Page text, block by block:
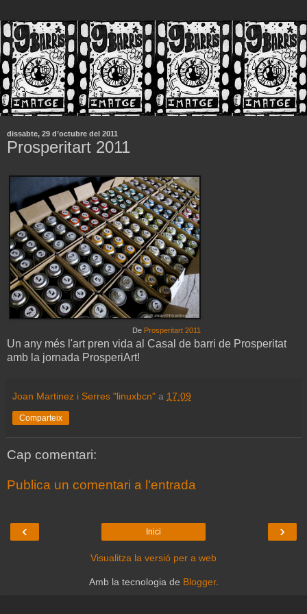
dissabte, 29 d’octubre del 2011
Prosperitart 2011
De Prosperitart 2011
Un any més l'art pren vida al Casal de barri de Prosperitat
amb la jornada ProsperiArt!
Joan Martinez i Serres "linuxbcn" a 17:09
Comparteix
Cap comentari:
Publica un comentari a l'entrada
‹ ›
Inici
Visualitza la versió per a web
Amb la tecnologia de Blogger.